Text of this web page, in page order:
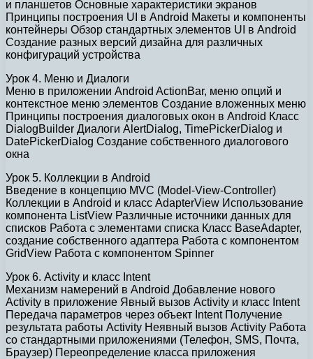
и планшетов Основные характеристики экранов
Принципы построения UI в Android Макеты и компоненты
контейнеры Обзор стандартных элементов UI в Android
Создание разных версий дизайна для различных
конфигураций устройства
Урок 4. Меню и Диалоги
Меню в приложении Android ActionBar, меню опций и
контекстное меню элементов Создание вложенных меню
Принципы построения диалоговых окон в Android Класс
DialogBuilder Диалоги AlertDialog, TimePickerDialog и
DatePickerDialog Создание собственного диалогового
окна
Урок 5. Коллекции в Android
Введение в концепцию MVC (Model-View-Controller)
Коллекции в Android и класс AdapterView Использование
компонента ListView Различные источники данных для
списков Работа с элементами списка Класс BaseAdapter,
создание собственного адаптера Работа с компонентом
GridView Работа с компонентом Spinner
Урок 6. Activity и класс Intent
Механизм намерений в Android Добавление нового
Activity в приложение Явный вызов Activity и класс Intent
Передача параметров через объект Intent Получение
результата работы Activity Неявный вызов Activity Работа
со стандартными приложениями (Телефон, SMS, Почта,
Браузер) Переопределение класса приложения